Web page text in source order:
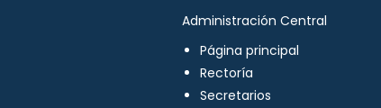
Administración Central
Página principal
Rectoría
Secretarios